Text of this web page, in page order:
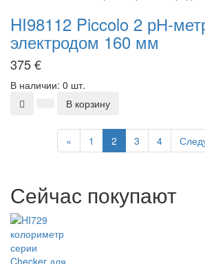
HI98112 Piccolo 2 рН-
электродом 160 мм
375€
В наличии: 0 шт.
В корзину
«Previous
1 2 3 4
Сейчас покупают